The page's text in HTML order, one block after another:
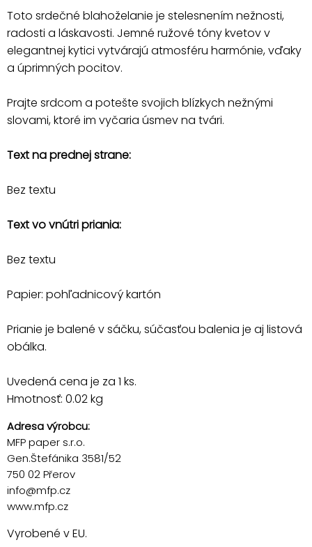
Toto srdečné blahoželanie je stelesnením nežnosti,
radosti a láskavosti. Jemné ružové tóny kvetov v
elegantnej kytici vytvárajú atmosféru harmónie, vďaky
a úprimných pocitov.
Prajte srdcom a potešte svojich blízkych nežnými
slovami, ktoré im vyčaria úsmev na tvári.
Text na prednej strane:
Bez textu
Text vo vnútri priania:
Bez textu
Papier: pohľadnicový kartón
Prianie je balené v sáčku, súčasťou balenia je aj listová
obálka.
Uvedená cena je za 1 ks.
Hmotnosť: 0.02 kg
Adresa výrobcu:
MFP paper s.r.o.
Gen.Štefánika 3581/52
750 02 Přerov
info@mfp.cz
www.mfp.cz
Vyrobené v EU.